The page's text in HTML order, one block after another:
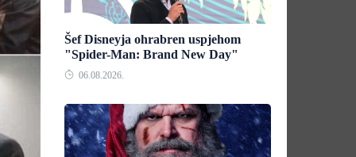
Šef Disneyja ohrabren uspjehom
"Spider-Man: Brand New Day"
06.08.2026.